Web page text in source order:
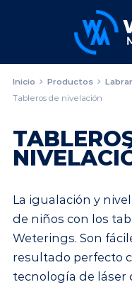
Inicio Productos
Tableros de nivelación
La igualación y
de niños con los
Weterings. Son
resultado perfecto
tecnología de láser